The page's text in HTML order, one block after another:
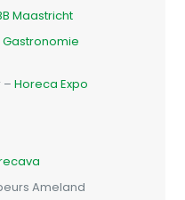
Maastricht
Gastronomie
–Horeca Expo
Ameland